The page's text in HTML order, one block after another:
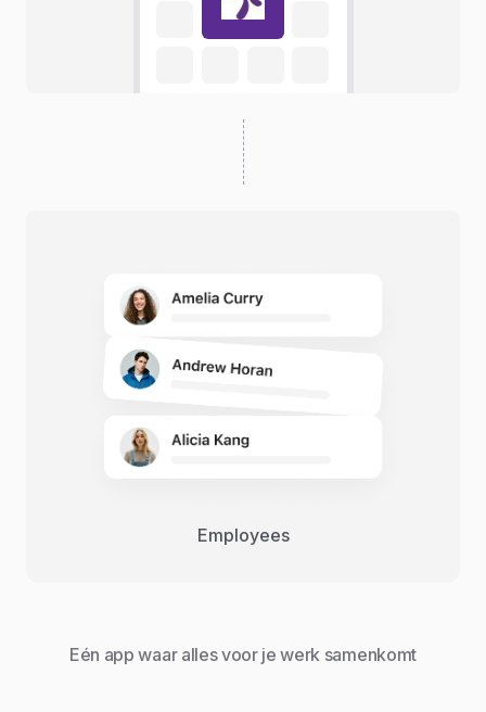
Employees
Eén app waar alles voor je werk samenkomt